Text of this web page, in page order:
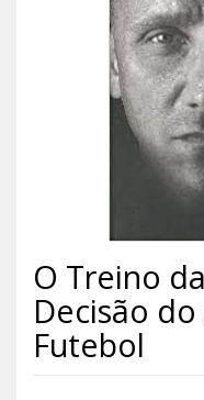
O Treino
Decisão
Futebol